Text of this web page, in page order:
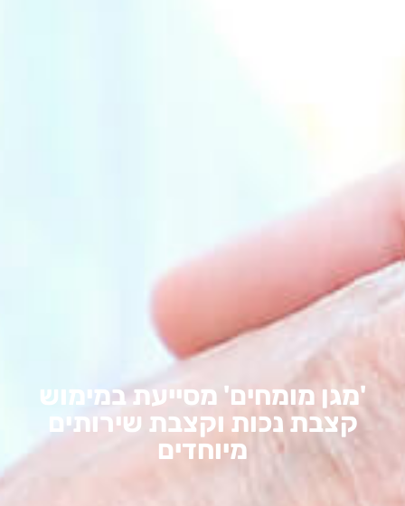
'מגן מומחים' מסייעת במימוש
קצבת נכות וקצבת שירותים
מיוחדים